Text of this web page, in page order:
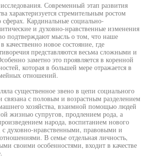
Современный этап развития
характеризуется стремительным ростом
сферах. Кардинальные социально-
и духовно-нравственные изменения
подтверждают мысль о том, что наше
качественно новое состояние, где
представляются весьма сложными и
заметно это проявляется в коренной
которая в большей мере отражается в
отношений.
существенное звено в цепи социального
с половым и возрастным разделением
хозяйства, взаимной помощью людей
жизнью супругов, продлением рода, а
народа, воспитанием нового
с духовно-нравственными, правовыми и
В семье отдельная личность,
своими особенностями, входит в качестве